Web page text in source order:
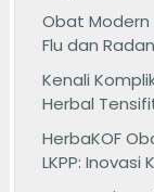
Obat Modern
Flu dan
Kenali
Herbal
HerbaKOF
LKPP: